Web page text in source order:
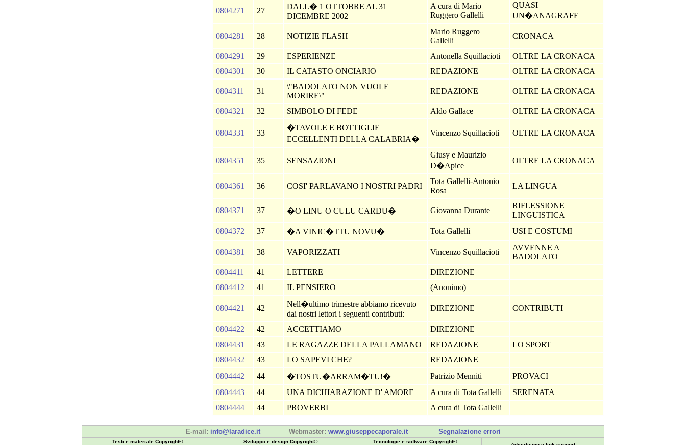
0804271 27
DALL� 1 OTTOBRE AL 31
DICEMBRE 2002
A cura di Mario
Ruggero Gallelli
QUASI
UN�ANAGRAFE
0804281 28 NOTIZIE FLASH
Mario Ruggero
Gallelli
CRONACA
0804291 29 ESPERIENZE Antonella Squillacioti
OLTRE LA CRONACA
0804301
30 IL CATASTO ONCIARIO REDAZIONE OLTRE LA CRONACA
0804311 31
\"BADOLATO NON VUOLE
MORIRE\"
REDAZIONE OLTRE LA CRONACA
0804321 32 SIMBOLO DI FEDE Aldo Gallace OLTRE LA CRONACA
0804331 33
�TAVOLE E BOTTIGLIE
ECCELLENTI DELLA CALABRIA�
Vincenzo Squillacioti OLTRE LA CRONACA
0804351 35 SENSAZIONI
Giusy e Maurizio
D�Apice
OLTRE LA CRONACA
0804361 36 COSI' PARLAVANO I NOSTRI PADRI
Tota Gallelli-Antonio
Rosa
LA LINGUA
0804371 37 �O LINU O CULU CARDU� Giovanna Durante
RIFLESSIONE
LINGUISTICA
0804372
37 �A VINIC�TTU NOVU� Tota Gallelli USI E COSTUMI
0804381 38 VAPORIZZATI Vincenzo Squillacioti
AVVENNE A
BADOLATO
0804411
41 LETTERE
DIREZIONE
0804412
41 IL PENSIERO (Anonimo)
0804421 42
Nell�ultimo trimestre abbiamo ricevuto
dai nostri lettori i seguenti contributi:
DIREZIONE CONTRIBUTI
0804422 42 ACCETTIAMO
DIREZIONE
0804431
43 LE RAGAZZE DELLA PALLAMANO REDAZIONE
LO SPORT
0804432
43 LO SAPEVI CHE?
REDAZIONE
0804442
44 �TOSTU�ARRAM�TU!� Patrizio Menniti
PROVACI
0804443
44 UNA DICHIARAZIONE D' AMORE A cura di Tota Gallelli
SERENATA
0804444
44 PROVERBI A cura di Tota Gallelli
E-mail: info@laradice.it Webmaster: www.giuseppecaporale.it Segnalazione errori
Testi e materiale Copyright©
Sviluppo e design Copyright©
Tecnologie e software Copyright©